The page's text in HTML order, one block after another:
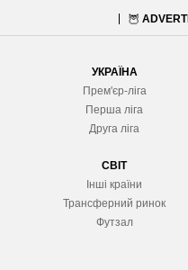
🦉
УКРАЇНА
Прем'єр-ліга
Перша ліга
Друга ліга
СВІТ
Інші країни
Трансферний ринок
Футзал